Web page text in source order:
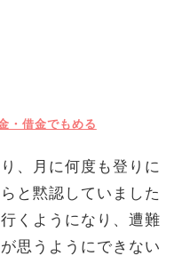
・借金でもめる
、月に何度も登りに
と黙認していました
くようになり、遭難
思うようにできない